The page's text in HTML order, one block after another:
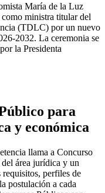
María de la Luz
ministra titular del
(TDLC) por un nuevo
2032. La ceremonia se
la Presidenta
para
y económica
llama a Concurso
área jurídica y un
requisitos, perfiles de
postulación a cada